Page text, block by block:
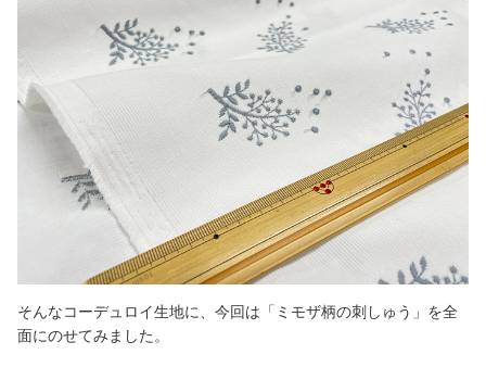
そんなコーデュロイ生地に、今回は「ミモザ柄の刺しゅう」を全
面にのせてみました。